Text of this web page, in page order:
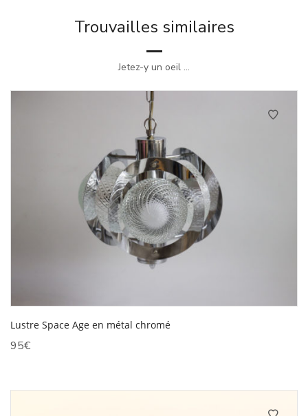
Trouvailles similaires
Jetez-y un oeil ...
Lustre Space Age en métal chromé
95€